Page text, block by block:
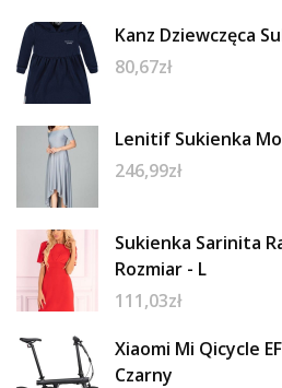
Kanz Dziewczęca
80,67zł
Lenitif Sukienka
246,99zł
Sukienka Sarinita
Rozmiar - L
111,03zł
Xiaomi Mi Qicycle
Czarny